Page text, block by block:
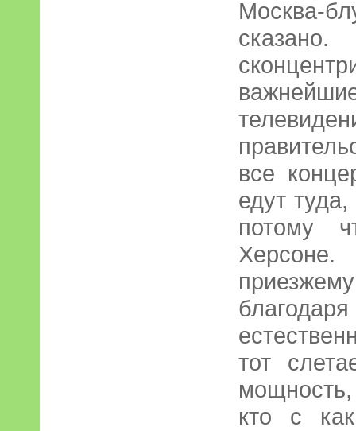
все
едут
потому
Херсоне.
тот
кто с